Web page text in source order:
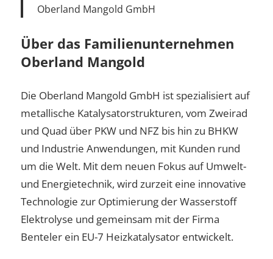
Oberland Mangold GmbH
Über das Familienunternehmen
Oberland Mangold
Die Oberland Mangold GmbH ist spezialisiert auf
metallische Katalysatorstrukturen, vom Zweirad
und Quad über PKW und NFZ bis hin zu BHKW
und Industrie Anwendungen, mit Kunden rund
um die Welt. Mit dem neuen Fokus auf Umwelt-
und Energietechnik, wird zurzeit eine innovative
Technologie zur Optimierung der Wasserstoff
Elektrolyse und gemeinsam mit der Firma
Benteler ein EU-7 Heizkatalysator entwickelt.